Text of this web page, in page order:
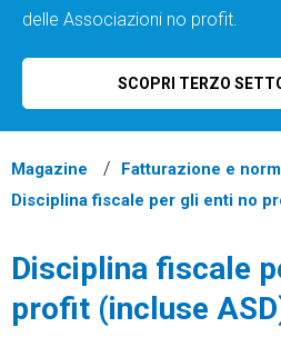
delle Associazioni no profit.
SCOPRI TERZO
Magazine
Fatturazione e
Disciplina fiscale per gli enti no
Disciplina fiscale
profit (incluse